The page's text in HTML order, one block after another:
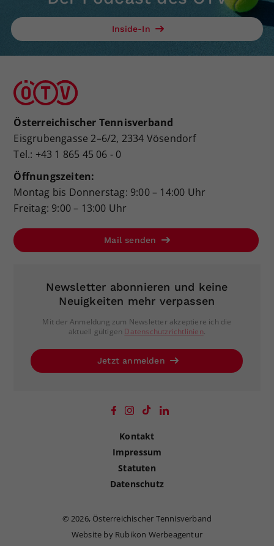
Inside-In
Österreichischer Tennisverband
Eisgrubengasse 2–6/2, 2334 Vösendorf
Tel.: +43 1 865 45 06 - 0
Öffnungszeiten:
Montag bis Donnerstag: 9:00 – 14:00 Uhr
Freitag: 9:00 – 13:00 Uhr
Mail senden
Newsletter abonnieren und keine
Neuigkeiten mehr verpassen
Mit der Anmeldung zum Newsletter akzeptiere ich die
aktuell gültigen Datenschutzrichtlinien.
Jetzt anmelden
Kontakt
Impressum
Statuten
Datenschutz
©2026, Österreichischer Tennisverband
Website by Rubikon Werbeagentur